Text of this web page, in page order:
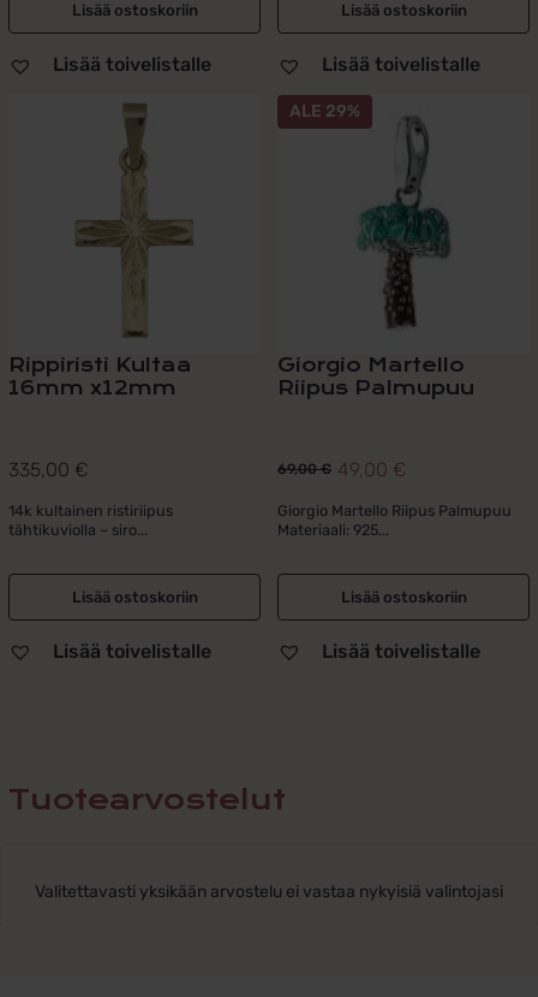
Lisää ostoskoriin
Lisää toivelistalle
Lisää ostoskoriin
Lisää toivelistalle
Rippiristi Kultaa
16mm x12mm
335,00 €
14k kultainen ristiriipus
tähtikuviolla – siro...
Lisää ostoskoriin
Lisää toivelistalle
ALE 29%
Giorgio Martello
Riipus Palmupuu
69,00€
Alkuperäinen
hinta
oli:
69,00 €.
49,00 €
Nykyinen
hinta
on:
49,00 €.
Giorgio Martello Riipus Palmupuu
Materiaali: 925...
Lisää ostoskoriin
Lisää toivelistalle
Tuotearvostelut
Valitettavasti yksikään arvostelu ei vastaa nykyisiä valintojasi